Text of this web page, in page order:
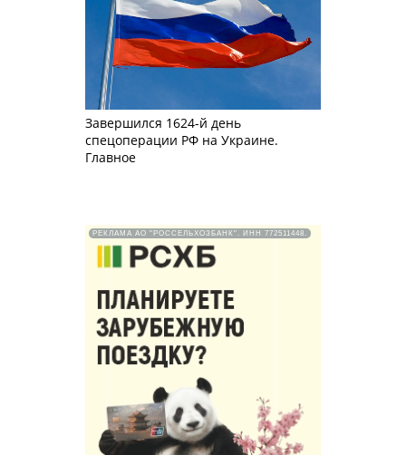
Завершился 1624-й день
спецоперации РФ на Украине.
Главное
РЕКЛАМА АО "РОССЕЛЬХОЗБАНК". ИНН 772511448.